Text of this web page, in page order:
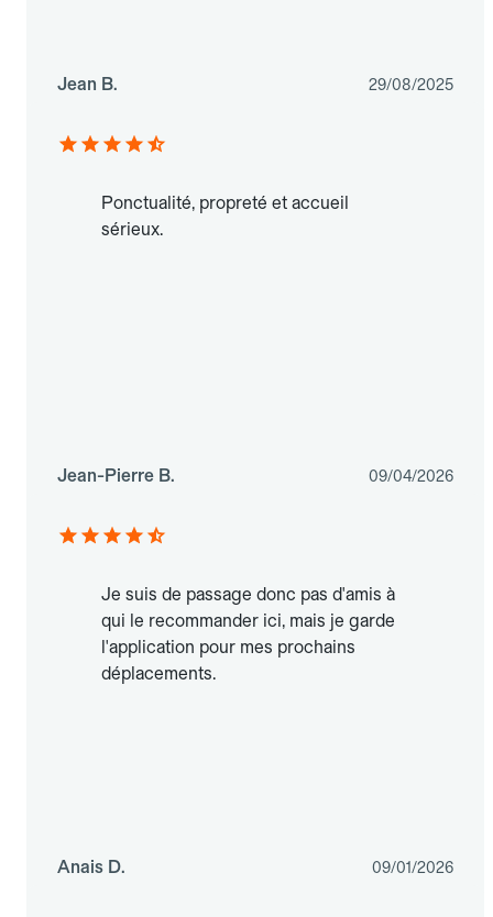
Jean B. 29/08/2025
Ponctualité, propreté et accueil
sérieux.
Jean-Pierre B. 09/04/2026
Je suis de passage donc pas d'amis à
qui le recommander ici, mais je garde
l'application pour mes prochains
déplacements.
Anais D. 09/01/2026